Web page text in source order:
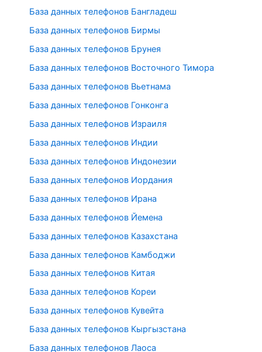
База данных телефонов Бангладеш
База данных телефонов Бирмы
База данных телефонов Брунея
База данных телефонов Восточного Тимора
База данных телефонов Вьетнама
База данных телефонов Гонконга
База данных телефонов Израиля
База данных телефонов Индии
База данных телефонов Индонезии
База данных телефонов Иордания
База данных телефонов Ирана
База данных телефонов Йемена
База данных телефонов Казахстана
База данных телефонов Камбоджи
База данных телефонов Китая
База данных телефонов Кореи
База данных телефонов Кувейта
База данных телефонов Кыргызстана
База данных телефонов Лаоса